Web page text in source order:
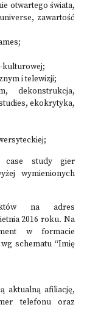
otwartego świata,
zawartość
kulturowej;
i telewizji;
dekonstrukcja,
ekokrytyka,
case study gier
wymienionych
na adres
2016 roku. Na
w formacie
schematu “Imię
aktualną afiliację,
telefonu oraz